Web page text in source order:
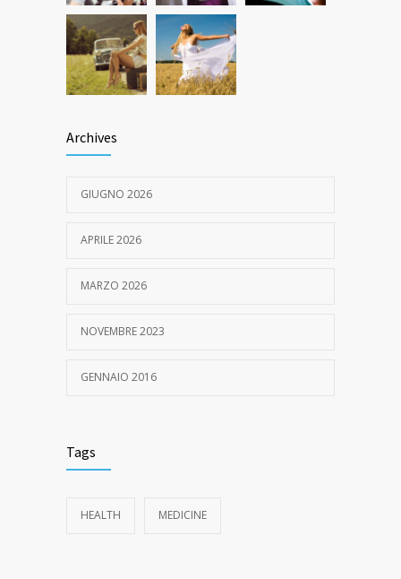
Archives
GIUGNO 2026
APRILE 2026
MARZO 2026
NOVEMBRE 2023
GENNAIO 2016
Tags
HEALTH MEDICINE